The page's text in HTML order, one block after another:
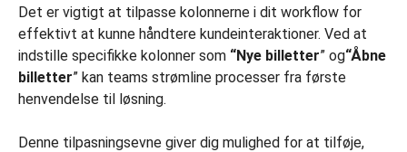
Det er vigtigt at tilpasse kolonnerne i dit workflow for
effektivt at kunne håndtere kundeinteraktioner. Ved at
indstille specifikke kolonner som “Nye billetter” og“Åbne
billetter” kan teams strømline processer fra første
henvendelse til løsning.
Denne tilpasningsevne giver dig mulighed for at tilføje,